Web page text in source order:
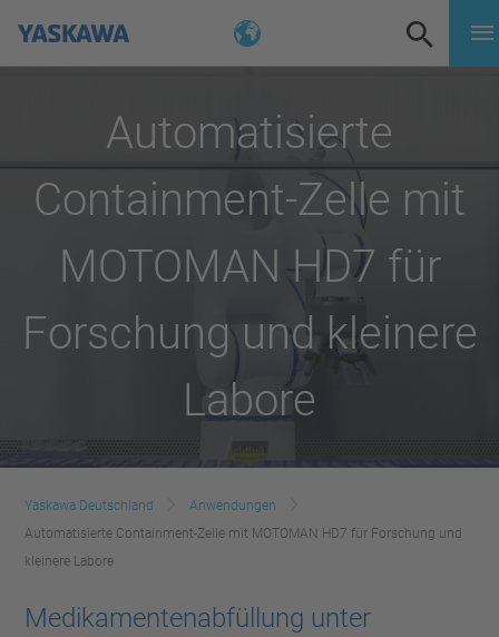
Automatisierte
Containment-Zelle mit
MOTOMAN HD7 für
Forschung und kleinere
Labore
Yaskawa Deutschland
Anwendungen
Automatisierte Containment-Zelle mit MOTOMAN HD7 für Forschung und
kleinere Labore
Medikamentenabfüllung unter